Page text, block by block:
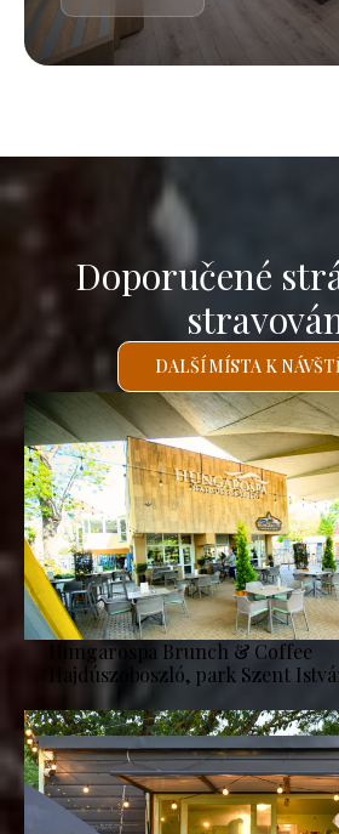
Doporučené
DALŠÍ MÍSTA K
Hungarospa Brunch & Coffee
Hajdúszoboszló, park Szent